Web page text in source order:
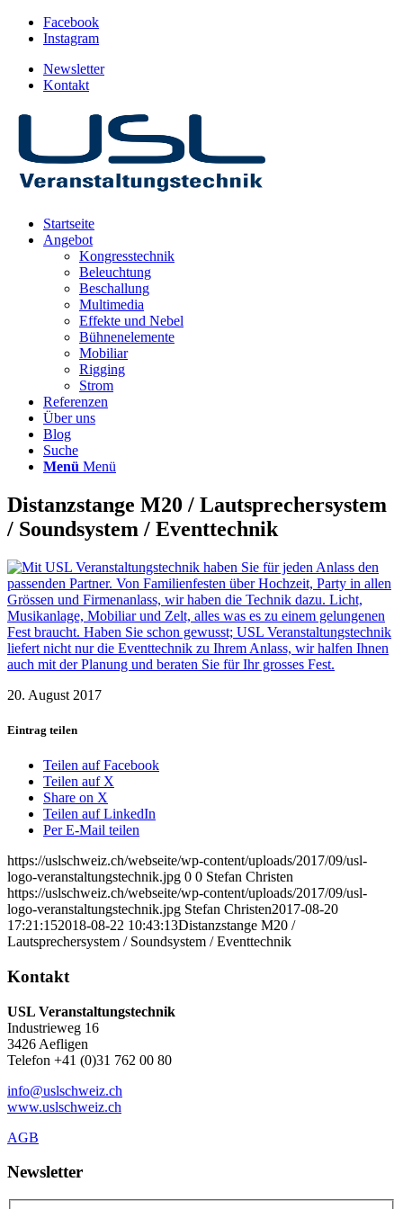
Facebook
Instagram
Newsletter
Kontakt
Startseite
Angebot
Kongresstechnik
Beleuchtung
Beschallung
Multimedia
Effekte und Nebel
Bühnenelemente
Mobiliar
Rigging
Strom
Referenzen
Über uns
Blog
Suche
Menü Menü
Distanzstange M20 / Lautsprechersystem
/ Soundsystem / Eventtechnik
20. August 2017
Eintrag teilen
Teilen auf Facebook
Teilen auf X
Share on X
Teilen auf LinkedIn
Per E-Mail teilen
https://uslschweiz.ch/webseite/wp-content/uploads/2017/09/usl-
logo-veranstaltungstechnik.jpg 0 0 Stefan Christen
https://uslschweiz.ch/webseite/wp-content/uploads/2017/09/usl-
logo-veranstaltungstechnik.jpg Stefan Christen2017-08-20
17:21:152018-08-22 10:43:13Distanzstange M20 /
Lautsprechersystem / Soundsystem / Eventtechnik
Kontakt
USL Veranstaltungstechnik
Industrieweg 16
3426 Aefligen
Telefon +41 (0)31 762 00 80
info@uslschweiz.ch
www.uslschweiz.ch
AGB
Newsletter